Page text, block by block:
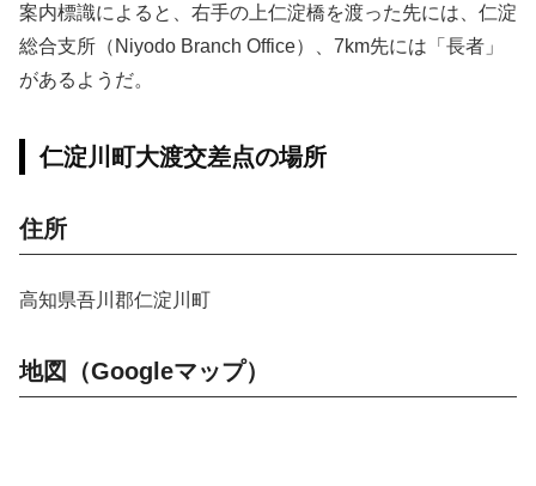
案内標識によると、右手の上仁淀橋を渡った先には、仁淀
総合支所（Niyodo Branch Office）、7km先には「長者」
があるようだ。
仁淀川町大渡交差点の場所
住所
高知県吾川郡仁淀川町
地図（Googleマップ）